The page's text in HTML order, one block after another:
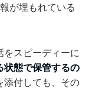
が埋もれている
をスピーディーに
状態で保管するの
添付しても、その